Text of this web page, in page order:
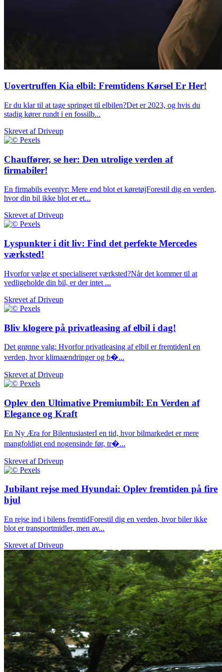
Uovertruffen Kia elbil: Fremtidens Kørsel Er Her!
Er du klar til at tage springet til elbilen?Det er 2023, og hvis du
stadig kører rundt i en fossilb...
Skrevet afDriveup
Chauffører, se her: Den utrolige verden af
firmabiler!
En firmabils eventyr: Mere end blot et køretøjForestil dig en verden,
hvor din bil ikke blot er et...
Skrevet afDriveup
Lyspunkter i dit liv: Find det perfekte Mercedes
værksted!
Hvorfor vælge et specialiseret værksted?Når det kommer til at
vedligeholde din bil, er der intet ...
Skrevet afDriveup
Bliv klogere på privatleasing af elbil i dag!
Det grønne valg: Hvorfor privatleasing af elbil er fremtidenI en
verden, hvor klimaændringer og b�...
Skrevet afDriveup
Oplev den Ultimative Premiumbil: En Verden af
Elegance og Kraft
En Ny Æra for BilentusiasterI en tid, hvor bilmarkedet er mere
mangfoldigt end nogensinde før, tr�...
Skrevet afDriveup
Jubilant rejse med Hyundai: Oplev fremtiden på fire
hjul
En rejse ind i bilens fremtidForestil dig en verden, hvor biler ikke
blot er transportmidler, men av...
Skrevet afDriveup